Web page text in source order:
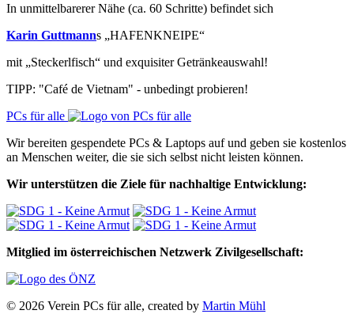
In unmittelbarerer Nähe (ca. 60 Schritte) befindet sich
Karin Guttmanns „HAFENKNEIPE“
mit „Steckerlfisch“ und exquisiter Getränkeauswahl!
TIPP: "Café de Vietnam" - unbedingt probieren!
PCs für alle
Wir bereiten gespendete PCs & Laptops auf und geben sie kostenlos
an Menschen weiter, die sie sich selbst nicht leisten können.
Wir unterstützen die Ziele für nachhaltige Entwicklung:
Mitglied im österreichischen Netzwerk Zivilgesellschaft:
© 2026 Verein PCs für alle, created by Martin Mühl